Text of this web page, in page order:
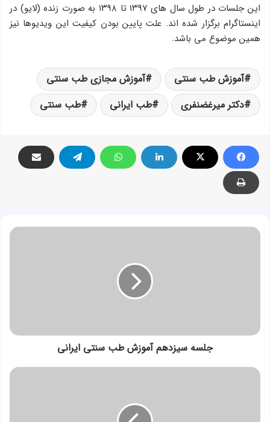
این جلسات در طول سال های ۱۳۹۷ تا ۱۳۹۸ به صورت زنده (لایو) در
اینستاگرام برگزار شده اند. علت پایین بودن کیفیت این ویدیوها نیز
همین موضوع می باشد.
آموزش طب سنتی
آموزش مجازی طب سنتی
دکتر میرغضنفری
طب ایرانی طب سنتی
جلسه
جلسه سیزدهم آموزش طب سنتی ایرانی
جلسه